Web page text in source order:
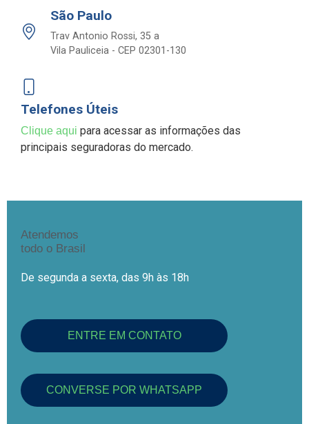
São Paulo
Trav Antonio Rossi, 35 a
Vila Pauliceia - CEP 02301-130
Telefones Úteis
Clique aqui para acessar as informações das
principais seguradoras do mercado.
Atendemos
todo o Brasil
De segunda a sexta, das 9h às 18h
ENTRE EM CONTATO
CONVERSE POR WHATSAPP